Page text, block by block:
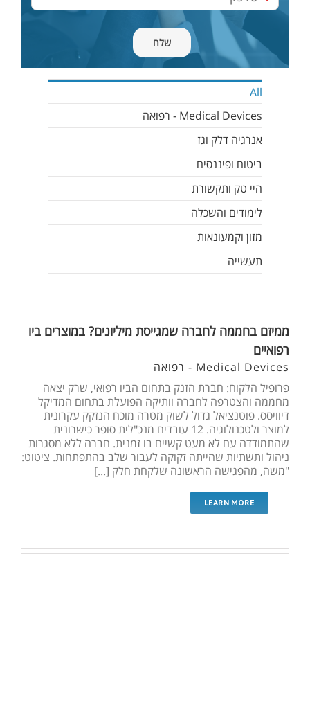
All
Medical Devices - רפואה
אנרגיה דלק וגז
ביטוח ופיננסים
היי טק ותקשורת
לימודים והשכלה
מזון וקמעונאות
תעשייה
ממיזם בחממה לחברה שמגייסת מיליונים? במוצרים ביו
רפואיים
Medical Devices - רפואה
פרופיל הלקוח: חברת הזנק בתחום הביו רפואי, שרק יצאה
מחממה והצטרפה לחברה וותיקה הפועלת בתחום המדיקל
דיוויסס. פוטנציאל גדול לשוק מטרה מוכח הנזקק עקרונית
למוצר ולטכנולוגיה. 12 עובדים מנכ"לית סופר כישרונית
שהתמודדה עם לא מעט קשיים בו זמנית. חברה ללא מסגרות
ניהול ותשתיות שהייתה זקוקה לעבור שלב בהתפתחות. ציטוט:
"משה, מהפגישה הראשונה שלקחת חלק [...]
LEARN MORE